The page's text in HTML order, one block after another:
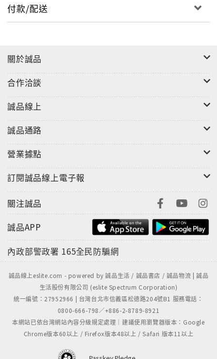
全書三大部分，共二十四篇散文。作者記述在哈佛大
全球頂尖的實驗室中，有來自世界各地的研究者，作者
在其中與文化背景迥異的同事切磋琢磨，培養了獨特的
世界觀與人生觀。
機的過程。
極力爭取，還有什麼可行的辦法？
滴，如：
子，如何化險為夷？
到偏遠地區從事醫療服務的心得。
付款/配送
關於誠品
合作洽談
誠品線上
誠品通路
營業據點
訂閱誠品線上電子報
關注誠品
誠品APP
內政部警政署 165全民防騙網
誠品線上eslite.com - powered by 誠品生活 / 誠品書店 / 誠品物流 | 誠品
生活股份有限公司 (eslite Spectrum Corporation)
統一編號：27952966 | 台灣台北市信義區松德路204號B1 服務電話：
0800-666-798／+886-2-8789-8921
本網站已依台灣網站內容分級規定處理｜建議使用瀏覽器版本：Google
Chrome版本60以上 / Firefox版本48以上 / Safari 版本11以上